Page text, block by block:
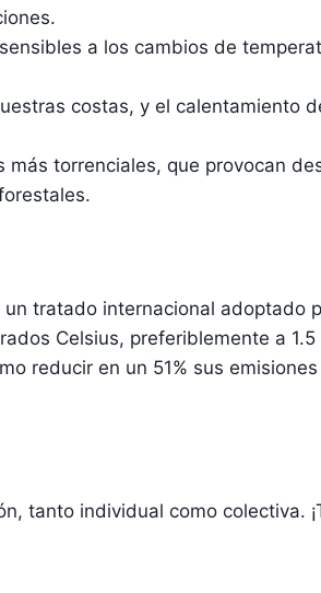
a los cambios de
costas, y el calentamiento
torrenciales, que provocan
un tratado internacional adoptado
Celsius, preferiblemente a 1.5
reducir en un 51% sus
tanto individual como colectiva.